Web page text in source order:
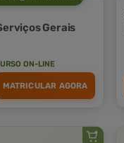
Gerais
ON-LINE
MATRICULAR AGORA